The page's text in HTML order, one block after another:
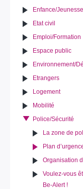
Enfance/Jeunesse
Etat civil
Emploi/Formation
Espace public
Environnement/
Etrangers
Logement
Mobilité
Police/Sécurité
La zone de
Plan
Organisation
Voulez-vous
Be-Alert !